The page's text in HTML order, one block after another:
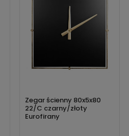
Zegar ścienny 80x5x80
22/C czarny/złoty
Eurofirany